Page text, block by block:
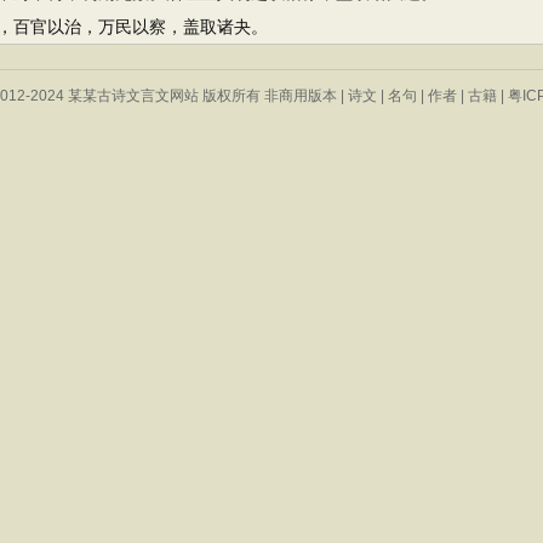
官以治，万民以察，盖取诸夬。
2024 某某古诗文言文网站 版权所有 非商用版本 | 诗文 名句 作者 古籍 粤